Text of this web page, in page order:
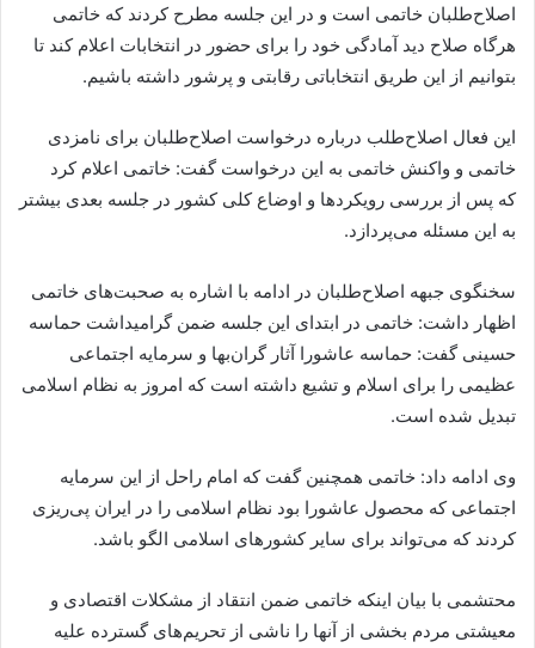
اصلاح‌طلبان خاتمی است و در این جلسه مطرح کردند که خاتمی
هر‌گاه صلاح دید آمادگی خود را برای حضور در انتخابات اعلام کند تا
بتوانیم از این طریق انتخاباتی رقابتی و پرشور داشته باشیم.
این فعال اصلاح‌طلب درباره درخواست اصلاح‌طلبان برای نامزدی
خاتمی و واکنش خاتمی به این درخواست گفت: خاتمی اعلام کرد
که پس از بررسی رویکردها و اوضاع کلی کشور در جلسه بعدی بیشتر
به این مسئله می‌پردازد.
سخنگوی جبهه اصلاح‌طلبان در ادامه با اشاره به صحبت‌های خاتمی
اظهار داشت: خاتمی در ابتدای این جلسه ضمن گرامیداشت حماسه
حسینی گفت: حماسه عاشورا آثار گران‌بها و سرمایه اجتماعی
عظیمی را برای اسلام و تشیع داشته است که امروز به نظام اسلامی
تبدیل شده است.
وی ادامه داد: خاتمی همچنین گفت که امام راحل از این سرمایه
اجتماعی که محصول عاشورا بود نظام اسلامی را در ایران پی‌ریزی
کردند که می‌تواند برای سایر کشورهای اسلامی الگو باشد.
محتشمی با بیان اینکه خاتمی ضمن انتقاد از مشکلات اقتصادی و
معیشتی مردم بخشی از آنها را ناشی از تحریم‌های گسترده علیه